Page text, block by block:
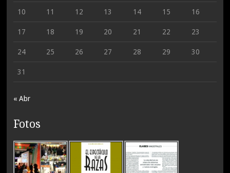
10 11 12 13 14 15 16
17 18 19 20 21 22 23
24 25 26 27 28 29 30
31
« Abr
Fotos